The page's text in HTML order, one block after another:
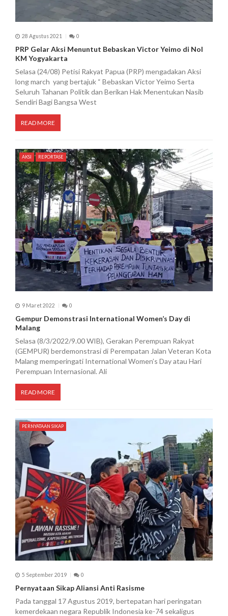
28 Agustus 2021 0
PRP Gelar Aksi Menuntut Bebaskan Victor Yeimo di Nol
KM Yogyakarta
Selasa (24/08) Petisi Rakyat Papua (PRP) mengadakan Aksi
long march yang bertajuk “ Bebaskan Victor Yeimo Serta
Seluruh Tahanan Politik dan Berikan Hak Menentukan Nasib
Sendiri Bagi Bangsa West
READ MORE
AKSI REPORTASE
9 Maret 2022 0
Gempur Demonstrasi International Women’s Day di
Malang
Selasa (8/3/2022/9.00 WIB), Gerakan Perempuan Rakyat
(GEMPUR) berdemonstrasi di Perempatan Jalan Veteran Kota
Malang memperingati International Women’s Day atau Hari
Perempuan Internasional. Ali
READ MORE
PERNYATAAN SIKAP
5 September 2019 0
Pernyataan Sikap Aliansi Anti Rasisme
Pada tanggal 17 Agustus 2019, bertepatan hari peringatan
kemerdekaan negara Republik Indonesia ke-74 sekaligus